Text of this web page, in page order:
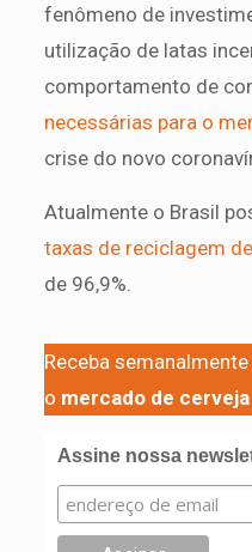
fenômeno de
utilização de latas
comportamento de
necessárias para o
crise do novo
Atualmente o Brasil
taxas de reciclagem
de 96,9%.
Receba
o mercado de cerveja
Assine nossa